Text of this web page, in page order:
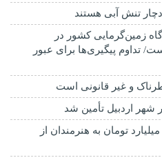
زمین‌گرمایی کشور در
تداوم پیگیری‌ها برای عبور
و غیر قانونی است
پرداخت ماهانه بیش از ۱۰۰ میلیارد تومان به هنرمندان از